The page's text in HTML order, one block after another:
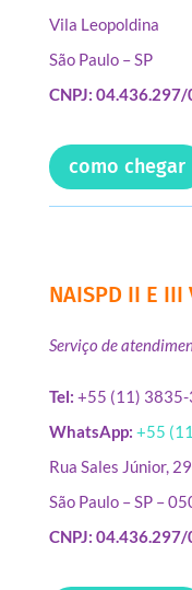
Vila Leopoldina
São Paulo – SP
CNPJ:
como chegar
NAISPD II E III
Serviço de
Tel: +55 (11)
WhatsApp: +55
Rua Sales Júnior,
São Paulo – SP –
CNPJ: